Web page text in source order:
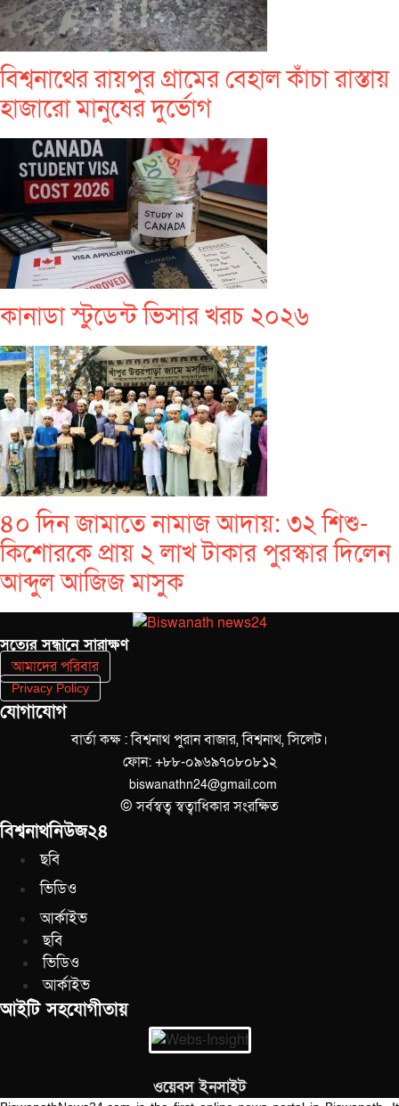
বিশ্বনাথের রায়পুর গ্রামের বেহাল কাঁচা রাস্তায়
হাজারো মানুষের দুর্ভোগ
কানাডা স্টুডেন্ট ভিসার খরচ ২০২৬
৪০ দিন জামাতে নামাজ আদায়: ৩২ শিশু-
কিশোরকে প্রায় ২ লাখ টাকার পুরস্কার দিলেন
আব্দুল আজিজ মাসুক
সত‌্যের সন্ধানে সারাক্ষণ
আমাদের পরিবার
Privacy Policy
যোগাযোগ
বার্তা কক্ষ : বিশ্বনাথ পুরান বাজার, বিশ্বনাথ, সিলেট।
ফোন: +৮৮-০৯৬৯৭০৮০৮১২
biswanathn24@gmail.com
© সর্বস্বত্ব স্বত্বাধিকার সংরক্ষিত
বিশ্বনাথনিউজ২৪
ছবি
ভিডিও
আর্কাইভ
ছবি
ভিডিও
আর্কাইভ
আইটি সহযোগীতায়
ওয়েবস ইনসাইট